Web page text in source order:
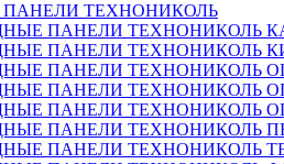
ТЕХНОНИКОЛЬ
ПАНЕЛИ ТЕХНОНИКОЛЬ
ПАНЕЛИ ТЕХНОНИКОЛЬ
ПАНЕЛИ ТЕХНОНИКОЛЬ
ПАНЕЛИ ТЕХНОНИКОЛЬ
ПАНЕЛИ ТЕХНОНИКОЛЬ
ПАНЕЛИ ТЕХНОНИКОЛЬ
ПАНЕЛИ ТЕХНОНИКОЛЬ